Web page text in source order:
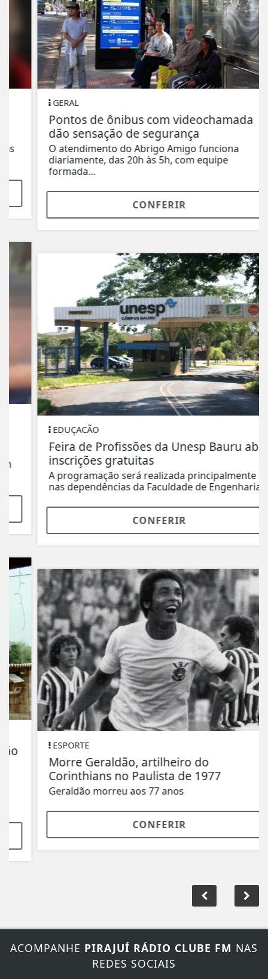
GERAL
Pontos de ônibus com videochamada
dão sensação de segurança
O atendimento do Abrigo Amigo funciona
diariamente, das 20h às 5h, com equipe
formada...
CONFERIR
EDUÇACÃO
Feira de Profissões da Unesp Bauru abre
inscrições gratuitas
A programação será realizada principalmente
nas dependências da Faculdade de Engenharia...
CONFERIR
ESPORTE
Morre Geraldão, artilheiro do
Corinthians no Paulista de 1977
Geraldão morreu aos 77 anos
CONFERIR
REDES SOCIAIS